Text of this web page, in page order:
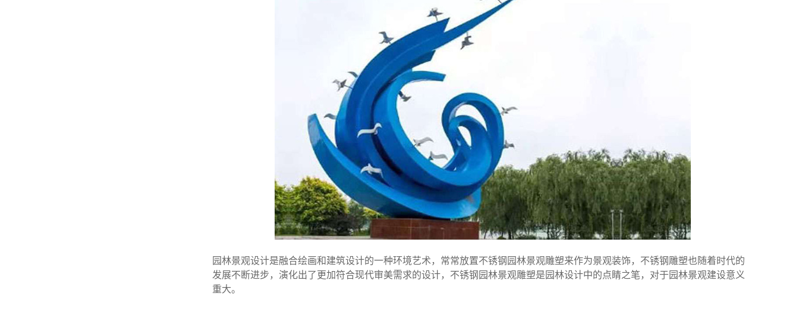
园林景观设计是融合绘画和建筑设计的一种环境艺术，常常放置不锈钢园林景观雕塑来作为景观装饰，不锈钢雕塑也随着时代的
发展不断进步，演化出了更加符合现代审美需求的设计，不锈钢园林景观雕塑是园林设计中的点睛之笔，对于园林景观建设意义
重大。